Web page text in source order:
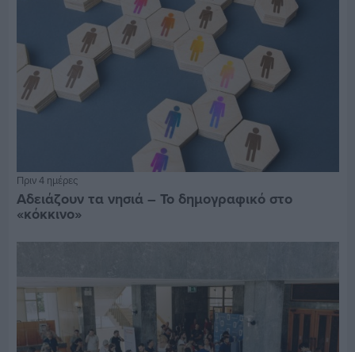
Πριν 4 ημέρες
Αδειάζουν τα νησιά – Το δημογραφικό στο
«κόκκινο»